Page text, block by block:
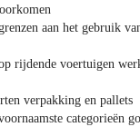
aan het gebruik
rijdende voertuigen
verpakking en pallets
categorieën